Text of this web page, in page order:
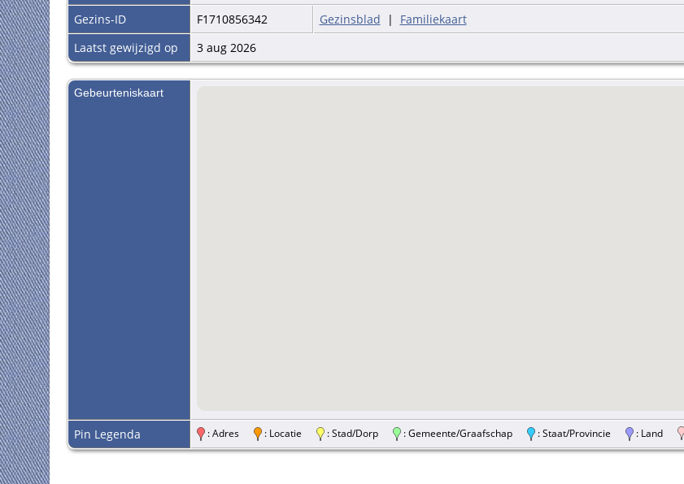
Gezins-ID
F1710856342 Gezinsblad | Familiekaart
Laatst gewijzigd op
3 aug 2026
Gebeurteniskaart
Pin Legenda : Adres : Locatie : Stad/Dorp : Gemeente/Graafschap : Staat/Provincie : Land